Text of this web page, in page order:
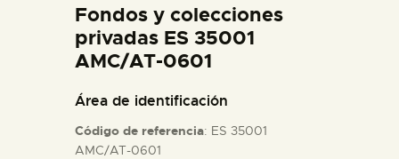
ESPAÑOL
ACTIVIDADES
Fondos y colecciones
privadas ES 35001
AMC/AT-0601
Área de identificación
Código de referencia: ES 35001
AMC/AT-0601